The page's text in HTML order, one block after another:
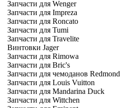
Запчасти для Wenger
Запчасти для Impreza
Запчасти для Roncato
Запчасти для Tumi
Запчасти для Travelite
Винтовки Jager
Запчасти для Rimowa
Запчасти для Bric's
Запчасти для чемоданов Redmond
Запчасти для Louis Vuitton
Запчасти для Mandarina Duck
Запчасти для Wittchen